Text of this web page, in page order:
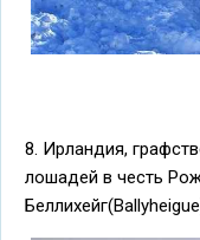
8. Ирландия,
лошадей в честь